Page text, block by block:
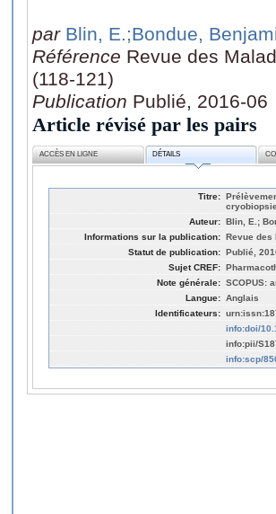
par Blin, E.;Bondue,
Référence Revue des
(118-121)
Publication Publié, 2016-06
Article révisé par les pairs
ACCÈS EN LIGNE DÉTAILS
Titre:
cryobiopsie
Auteur: Blin, E.;
Informations sur la publication: Revue des
Statut de publication: Publié,
Sujet CREF:
Note générale: SCOPUS:
Langue: Anglais
Identificateurs:
info:doi/
info:pii/
info:scp/